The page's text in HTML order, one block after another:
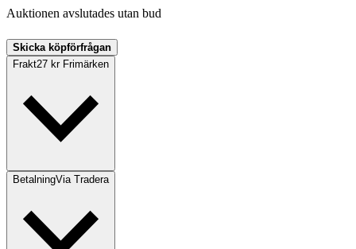
Auktionen avslutades utan bud
Skicka köpförfrågan
Frakt27 kr Frimärken
BetalningVia Tradera